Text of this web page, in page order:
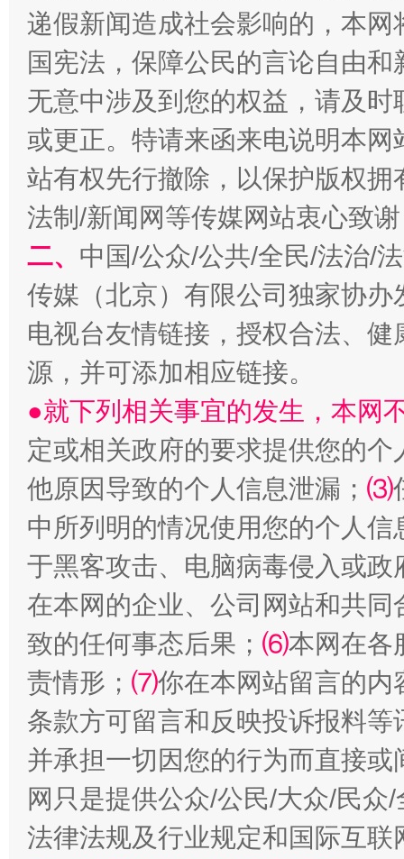
揭开“小金库”的免责幌子
受贿1.44亿！段成刚被判无期 从幼
全民健身五年计划来了！等你上场
阿坝州三大球赛在茂县开幕 规模
递假新闻造成社会影响的，本
国宪法，保障公民的言论自由
无意中涉及到您的权益，请及
或更正。特请来函来电说明本
站有权先行撤除，以保护版权
法制/新闻网等传媒网站衷心致
二、 中国/公众/公共/全民/法治/
传媒（北京）有限公司独家协
电视台友情链接，授权合法、
源，并可添加相应链接。
●就下列相关事宜的发生，本网
定或相关政府的要求提供您的个
他原因导致的个人信息泄漏； ⑶
中所列明的情况使用您的个人
于黑客攻击、电脑病毒侵入或
在本网的企业、公司网站和共
致的任何事态后果； ⑹本网在各
责情形； ⑺你在本网站留言的内
条款方可留言和反映投诉报料
并承担一切因您的行为而直接
网只是提供公众/公民/大众/民
法律法规及行业规定和国际互